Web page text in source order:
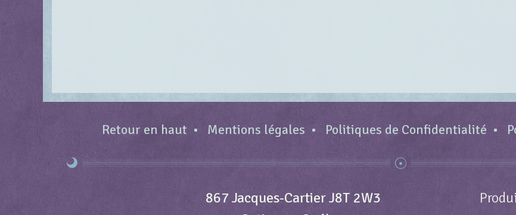
Retour en haut Mentions légales Politiques de Confidentialité
867 Jacques-Cartier J8T 2W3